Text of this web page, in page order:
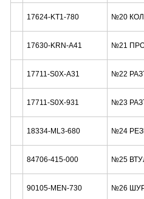
17624-KT1-780 №20
17630-KRN-A41 №21
17711-S0X-A31 №22
17711-S0X-931 №23
18334-ML3-680 №24
84706-415-000 №25
90105-MEN-730 №26